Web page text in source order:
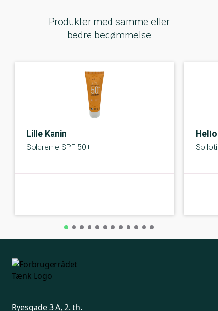
Produkter med samme eller
bedre bedømmelse
Lille Kanin
Solcreme SPF 50+
Ryesgade 3 A, 2. th.